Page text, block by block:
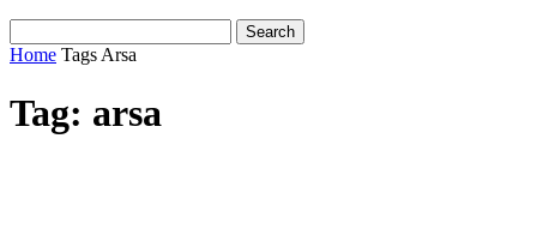
Home Tags Arsa
Tag: arsa